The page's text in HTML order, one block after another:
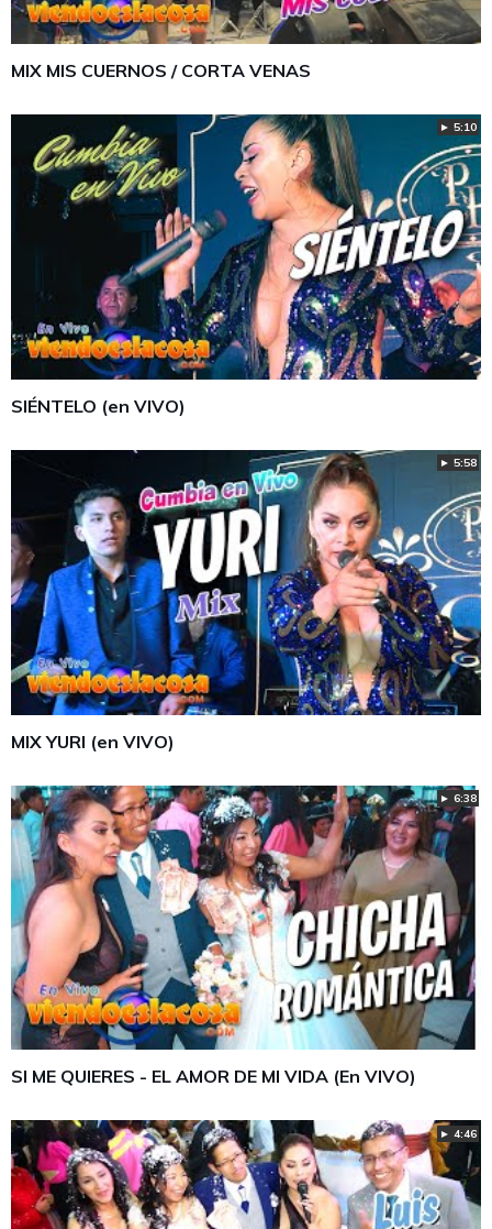
MIX MIS CUERNOS / CORTA VENAS
► 5:10
SIÉNTELO (en VIVO)
► 5:58
MIX YURI (en VIVO)
► 6:38
SI ME QUIERES - EL AMOR DE MI VIDA (En VIVO)
► 4:46